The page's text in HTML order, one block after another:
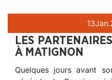
13Jan.
LES
À MATIGNON
Quelques jours avant